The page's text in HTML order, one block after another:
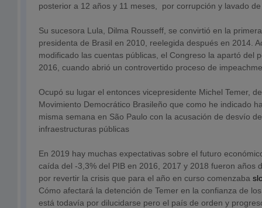
posterior a 12 años y 11 meses, por corrupción y lavado
Su sucesora Lula, Dilma Rousseff, se convirtió en la
presidenta de Brasil en 2010, reelegida después en 2014.
modificado las cuentas públicas, el Congreso la apartó del
2016, cuando abrió un controvertido proceso de
Ocupó su lugar el entonces vicepresidente Michel Temer,
Movimiento Democrático Brasileño que como he indicado
misma semana en São Paulo con la acusación de desvío
infraestructuras públicas
En 2019 hay muchas expectativas sobre el futuro
caída del -3,3% del PIB en 2016, 2017 y 2018 fueron años
por revertir la crisis que para el año en curso comenzaba
Cómo afectará la detención de Temer en la confianza de
está todavía por dilucidarse pero el país de orden y